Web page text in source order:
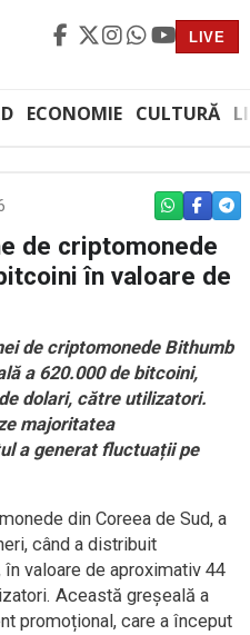
LIVE
ECONOMIE CULTURĂ
WHATSAPP
de criptomonede
în valoare de
de criptomonede Bithumb
a 620.000 de bitcoini,
dolari, către utilizatori.
majoritatea
a generat fluctuații pe
din Coreea de Sud, a
când a distribuit
valoare de aproximativ 44
Această greșeală a
promoțional, care a început